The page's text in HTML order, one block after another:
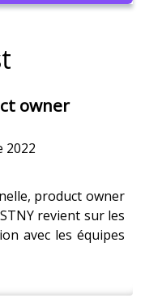
owner
2022
product owner
revient sur les
avec les équipes